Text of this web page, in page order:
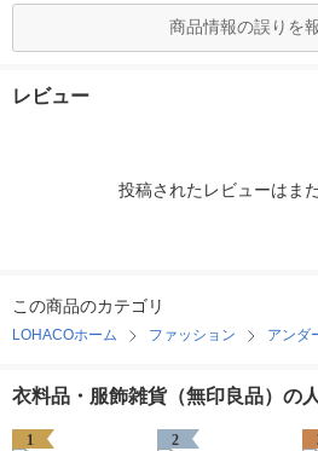
商品情報の誤りを
レビュー
投稿されたレビューはま
この商品のカテゴリ
LOHACOホーム ファッション アンダ
衣料品・服飾雑貨（無印良品）の
1 2